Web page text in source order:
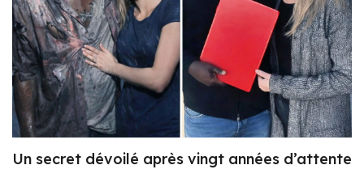
Un secret dévoilé après vingt années d’attente